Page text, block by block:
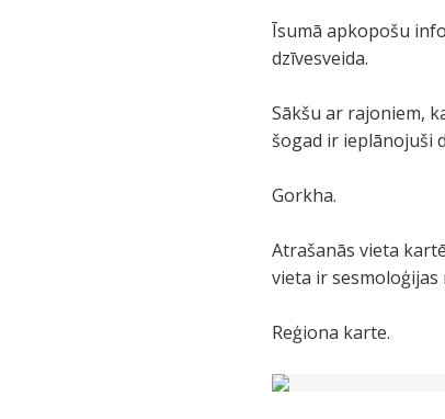
Īsumā apkopošu
dzīvesveida.
Sākšu ar rajoniem,
šogad ir ieplānojuši
Gorkha.
Atrašanās vieta
vieta ir sesmoloģijas
Reģiona karte.